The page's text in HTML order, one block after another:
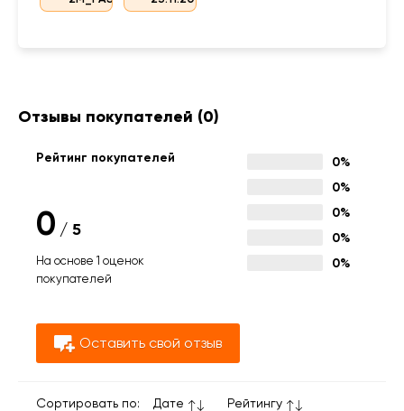
Отзывы покупателей (0)
Рейтинг покупателей
0 / 5
На основе 1 оценок
покупателей
0%
0%
0%
0%
0%
Оставить свой отзыв
Сортировать по: Дате
Рейтингу